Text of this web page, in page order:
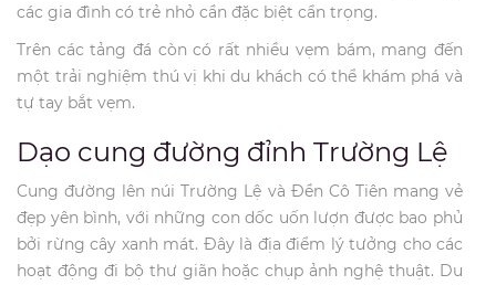
các gia đình có trẻ nhỏ cần đặc biệt cẩn trọng.
Trên các tảng đá còn có rất nhiều vẹm bám, mang đến
một trải nghiệm thú vị khi du khách có thể khám phá và
tự tay bắt vẹm.
Dạo cung đường đỉnh Trường Lệ
Cung đường lên núi Trường Lệ và Đền Cô Tiên mang vẻ
đẹp yên bình, với những con dốc uốn lượn được bao phủ
bởi rừng cây xanh mát. Đây là địa điểm lý tưởng cho các
hoạt động đi bộ thư giãn hoặc chụp ảnh nghệ thuật. Du